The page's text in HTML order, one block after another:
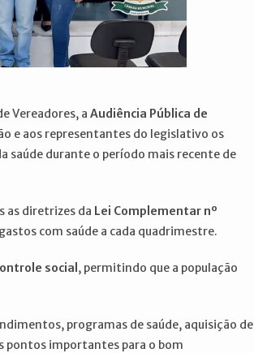
Vereadores, a Audiência Pública de
e aos representantes do legislativo os
saúde durante o período mais recente de
as diretrizes da Lei Complementar nº
com saúde a cada quadrimestre.
social , permitindo que a população
programas de saúde, aquisição de
pontos importantes para o bom